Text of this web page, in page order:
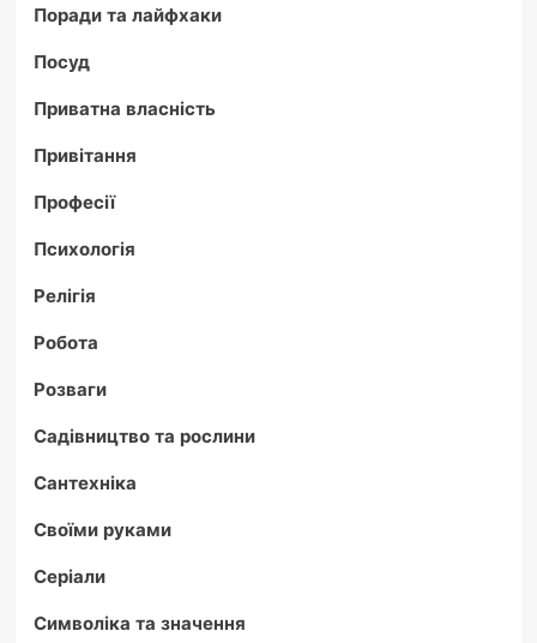
Поради та лайфхаки
Посуд
Приватна власність
Привітання
Професії
Психологія
Релігія
Робота
Розваги
Садівництво та рослини
Сантехніка
Своїми руками
Серіали
Символіка та значення